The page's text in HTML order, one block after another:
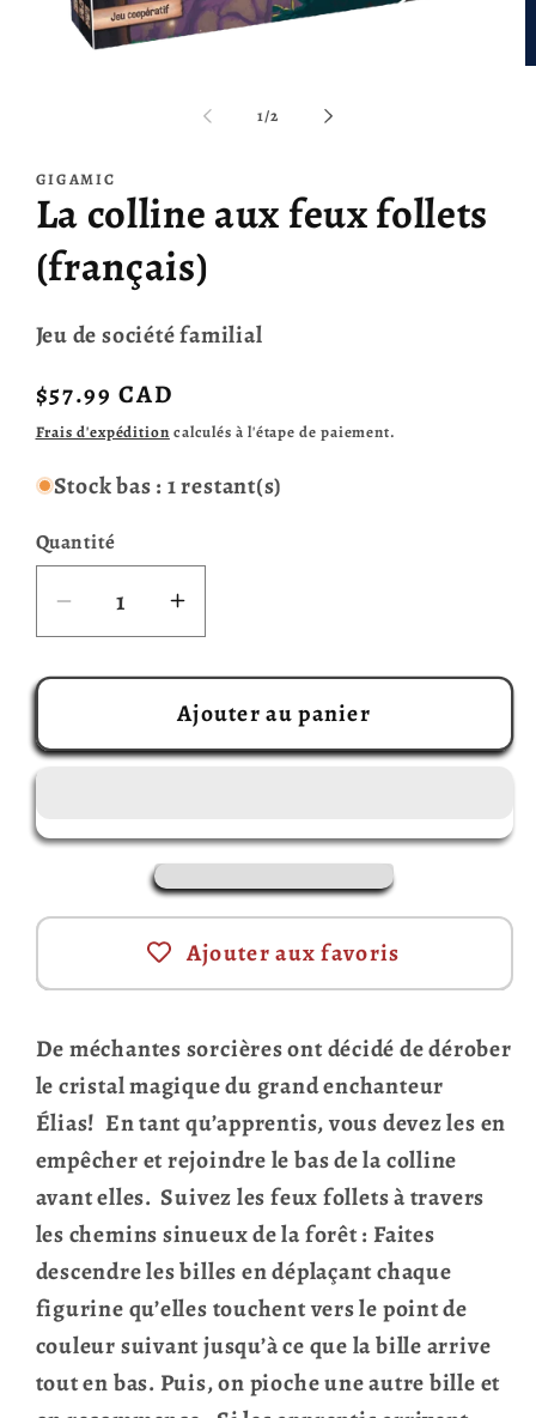
fenêtre
modale
1/de
2
GIGAMIC
La colline aux feux follets
(français)
Jeu de société familial
Prix
habituel
$57.99 CAD
Frais d'expédition calculés à l'étape de paiement.
Stock bas : 1 restant(s)
Quantité
Réduire
la
quantité
La
feux
(français)
Augmenter
la
quantité
de
La
feux
follets
(français)
Ajouter au panier
Ajouter aux favoris
De méchantes sorcières ont décidé de dérober
le cristal magique du grand enchanteur
Élias! En tant qu’apprentis, vous devez les en
empêcher et rejoindre le bas de la colline
avant elles. Suivez les feux follets à travers
les chemins sinueux de la forêt : Faites
descendre les billes en déplaçant chaque
figurine qu’elles touchent vers le point de
couleur suivant jusqu’à ce que la bille arrive
tout en bas. Puis, on pioche une autre bille et